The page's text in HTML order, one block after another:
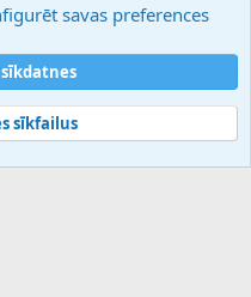
XenForo Ltd.
savas preferences
sīkfailus